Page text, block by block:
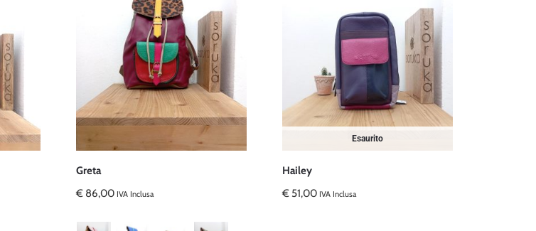
Greta
€ 86,00 IVA Inclusa
Esaurito
Hailey
€ 51,00 IVA Inclusa